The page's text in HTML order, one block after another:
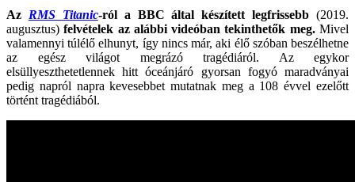
Az RMS Titanic-ról a BBC által készített legfrissebb (2019.
augusztus)felvételek az alábbi videóban tekinthetők meg.Mivel
valamennyi túlélő elhunyt, így nincs már, aki élő szóban beszélhetne
az egész világot megrázó tragédiáról. Az egykor
elsüllyeszthetetlennek hitt óceánjáró gyorsan fogyó maradványai
pedig napról napra kevesebbet mutatnak meg a 108 évvel ezelőtt
történt tragédiából.